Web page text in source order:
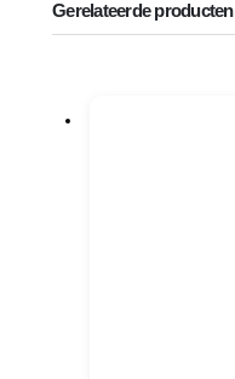
Gerelateerde producten